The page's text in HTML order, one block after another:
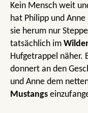
Kein Mensch weit
hat Philipp und Anne
sie herum nur
tatsächlich im
Hufgetrappel näher.
donnert an den
und Anne dem
Mustangs